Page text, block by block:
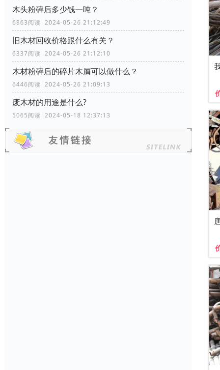
木头粉碎后多少钱一吨？
6863阅读 2024-05-26 21:12:49
旧木材回收价格跟什么有关？
6337阅读 2024-05-26 21:12:10
木材粉碎后的碎片木屑可以做什么？
6446阅读 2024-05-26 21:09:13
废木材的用途是什么?
5065阅读 2024-05-18 12:37:13